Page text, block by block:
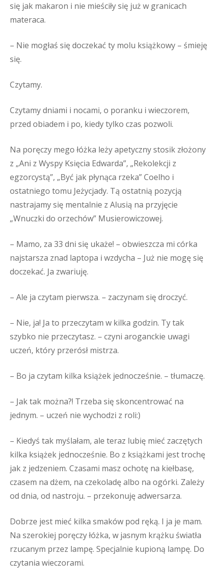
się jak makaron i nie mieściły się już w granicach
materaca.
– Nie mogłaś się doczekać ty molu książkowy – śmieję
się.
Czytamy.
Czytamy dniami i nocami, o poranku i wieczorem,
przed obiadem i po, kiedy tylko czas pozwoli.
Na poręczy mego łóżka leży apetyczny stosik złożony
z „Ani z Wyspy Księcia Edwarda”, „Rekolekcji z
egzorcystą”, „Być jak płynąca rzeka” Coelho i
ostatniego tomu Jeżycjady. Tą ostatnią pozycją
nastrajamy się mentalnie z Alusią na przyjęcie
„Wnuczki do orzechów” Musierowiczowej.
– Mamo, za 33 dni się ukaże! – obwieszcza mi córka
najstarsza znad laptopa i wzdycha – Już nie mogę się
doczekać. Ja zwariuję.
– Ale ja czytam pierwsza. – zaczynam się droczyć.
– Nie, ja! Ja to przeczytam w kilka godzin. Ty tak
szybko nie przeczytasz. – czyni aroganckie uwagi
uczeń, który przerósł mistrza.
– Bo ja czytam kilka książek jednocześnie. – tłumaczę.
– Jak tak można?! Trzeba się skoncentrować na
jednym. – uczeń nie wychodzi z roli:)
– Kiedyś tak myślałam, ale teraz lubię mieć zaczętych
kilka książek jednocześnie. Bo z książkami jest trochę
jak z jedzeniem. Czasami masz ochotę na kiełbasę,
czasem na dżem, na czekoladę albo na ogórki. Zależy
od dnia, od nastroju. – przekonuję adwersarza.
Dobrze jest mieć kilka smaków pod ręką. I ja je mam.
Na szerokiej poręczy łóżka, w jasnym krążku światła
rzucanym przez lampę. Specjalnie kupioną lampę. Do
czytania wieczorami.